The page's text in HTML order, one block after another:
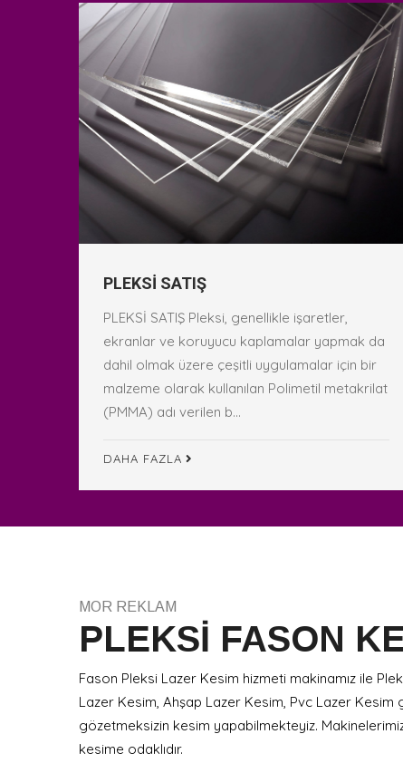
PLEKSİ SATIŞ
PLEKSİ SATIŞ Pleksi, genellikle işaretler,
ekranlar ve koruyucu kaplamalar yapmak da
dahil olmak üzere çeşitli uygulamalar için bir
malzeme olarak kullanılan Polimetil metakrilat
(PMMA) adı verilen b...
DAHA FAZLA
MOR REKLAM
PLEKSİ FASON
Fason Pleksi Lazer Kesim hizmeti makinamız ile
Lazer Kesim, Ahşap Lazer Kesim, Pvc Lazer Kesim
gözetmeksizin kesim yapabilmekteyiz.
kesime odaklıdır.